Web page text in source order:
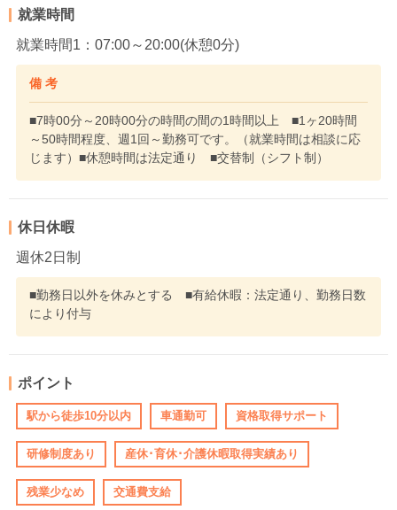
就業時間
就業時間1：07:00～20:00(休憩0分)
備 考
■7時00分～20時00分の時間の間の1時間以上 ■1ヶ20時間
～50時間程度、週1回～勤務可です。（就業時間は相談に応
じます）■休憩時間は法定通り ■交替制（シフト制）
休日休暇
週休2日制
■勤務日以外を休みとする ■有給休暇：法定通り、勤務日数
により付与
ポイント
駅から徒歩10分以内 車通勤可 資格取得サポート
研修制度あり 産休･育休･介護休暇取得実績あり
残業少なめ 交通費支給